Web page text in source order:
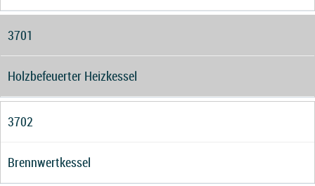
3701
Holzbefeuerter Heizkessel
3702
Brennwertkessel